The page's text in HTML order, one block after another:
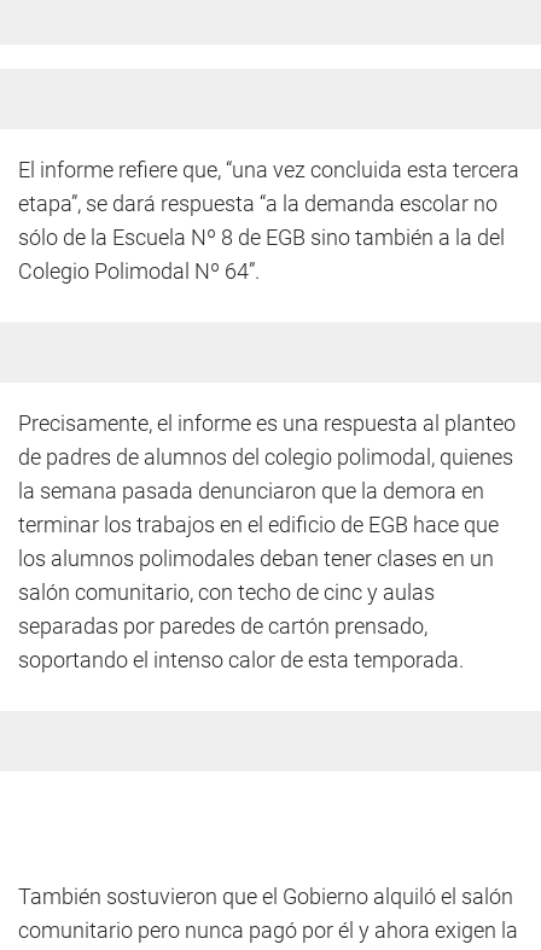
El informe refiere que, “una vez concluida esta tercera
etapa”, se dará respuesta “a la demanda escolar no
sólo de la Escuela Nº 8 de EGB sino también a la del
Colegio Polimodal Nº 64”.
Precisamente, el informe es una respuesta al planteo
de padres de alumnos del colegio polimodal, quienes
la semana pasada denunciaron que la demora en
terminar los trabajos en el edificio de EGB hace que
los alumnos polimodales deban tener clases en un
salón comunitario, con techo de cinc y aulas
separadas por paredes de cartón prensado,
soportando el intenso calor de esta temporada.
También sostuvieron que el Gobierno alquiló el salón
comunitario pero nunca pagó por él y ahora exigen la